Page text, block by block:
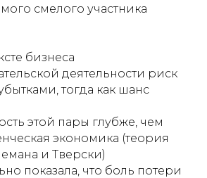
смелого участника
бизнеса
деятельности риск
тогда как шанс
этой пары глубже, чем
экономика (теория
и Тверски)
показала, что боль потери